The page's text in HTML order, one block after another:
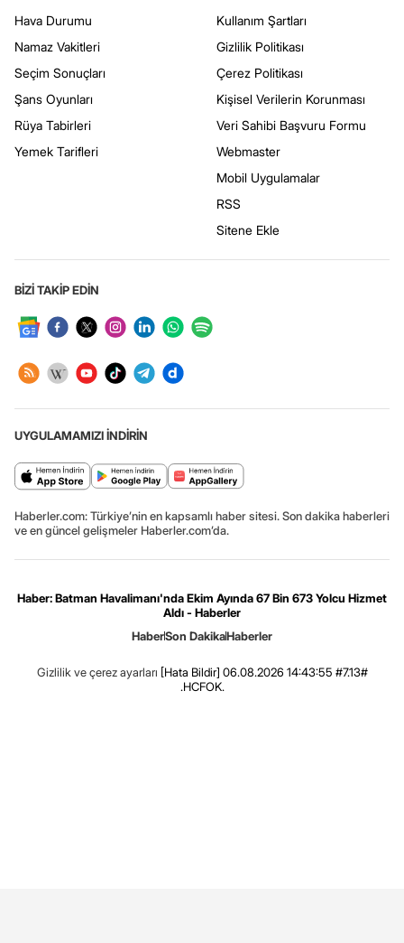
Hava Durumu
Namaz Vakitleri
Seçim Sonuçları
Şans Oyunları
Rüya Tabirleri
Yemek Tarifleri
Kullanım Şartları
Gizlilik Politikası
Çerez Politikası
Kişisel Verilerin Korunması
Veri Sahibi Başvuru Formu
Webmaster
Mobil Uygulamalar
RSS
Sitene Ekle
BİZİ TAKİP EDİN
UYGULAMAMIZI İNDİRİN
Haberler.com: Türkiye’nin en kapsamlı haber sitesi. Son dakika haberleri
ve en güncel gelişmeler Haberler.com’da.
Haber: Batman Havalimanı'nda Ekim Ayında 67 Bin 673 Yolcu Hizmet
Aldı - Haberler
HaberSon DakikaHaberler
Gizlilik ve çerez ayarları [Hata Bildir] 06.08.2026 14:43:55 #7.13#
.HCFOK.